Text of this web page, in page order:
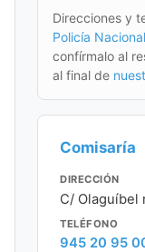
Direcciones y
Policía Nacional
confírmalo al
al final de
Comisaría
DIRECCIÓN
C/ Olaguíbel
TELÉFONO
945 20 95